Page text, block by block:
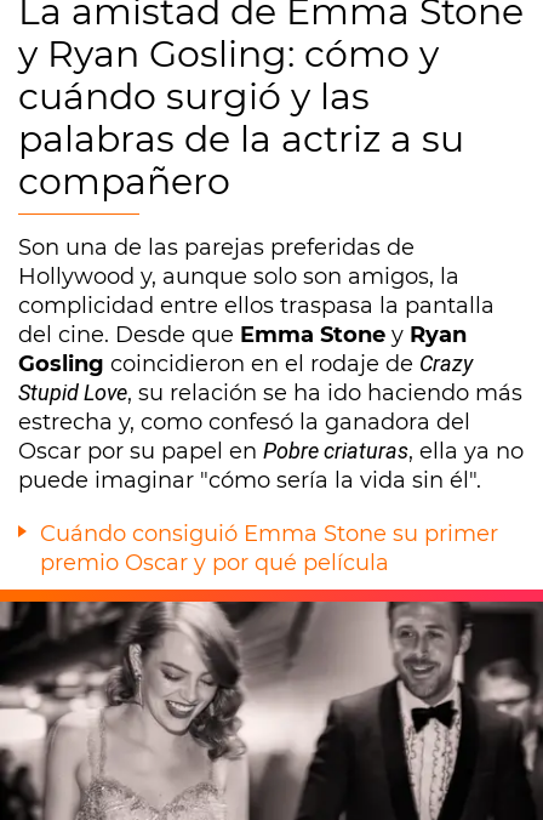
La amistad de Emma Stone
y Ryan Gosling: cómo y
cuándo surgió y las
palabras de la actriz a su
compañero
Son una de las parejas preferidas de
Hollywood y, aunque solo son amigos, la
complicidad entre ellos traspasa la pantalla
del cine. Desde que Emma Stone y Ryan
Gosling coincidieron en el rodaje de Crazy
Stupid Love, su relación se ha ido haciendo más
estrecha y, como confesó la ganadora del
Oscar por su papel en Pobre criaturas, ella ya no
puede imaginar "cómo sería la vida sin él".
Cuándo consiguió Emma Stone su primer
premio Oscar y por qué película